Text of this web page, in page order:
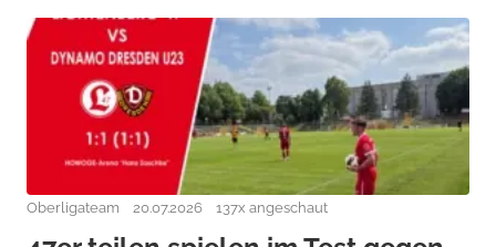
Oberligateam 20.07.2026 137x angeschaut